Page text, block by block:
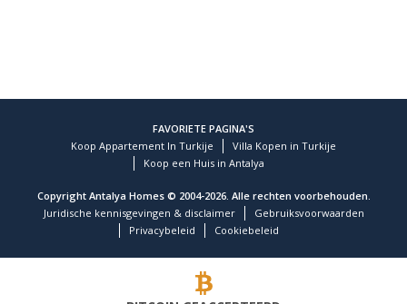
FAVORIETE PAGINA'S
Koop Appartement In Turkije
Villa Kopen in Turkije
Koop een Huis in Antalya
Copyright Antalya Homes © 2004-2026. Alle rechten voorbehouden.
Juridische kennisgevingen & disclaimer
Gebruiksvoorwaarden
Privacybeleid
Cookiebeleid